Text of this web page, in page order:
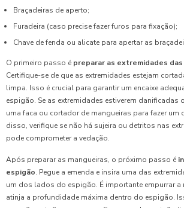
Braçadeiras de aperto;
Furadeira (caso precise fazer furos para fixação);
Chave de fenda ou alicate para apertar as
O primeiro passo é preparar as extremidades das
Certifique-se de que as extremidades estejam
limpa. Isso é crucial para garantir um encaixe
espigão. Se as extremidades estiverem danificadas
uma faca ou cortador de mangueiras para fazer um
disso, verifique se não há sujeira ou detritos nas
pode comprometer a vedação.
Após preparar as mangueiras, o próximo passo é
espigão. Pegue a emenda e insira uma das
um dos lados do espigão. É importante empurrar a
atinja a profundidade máxima dentro do espigão.